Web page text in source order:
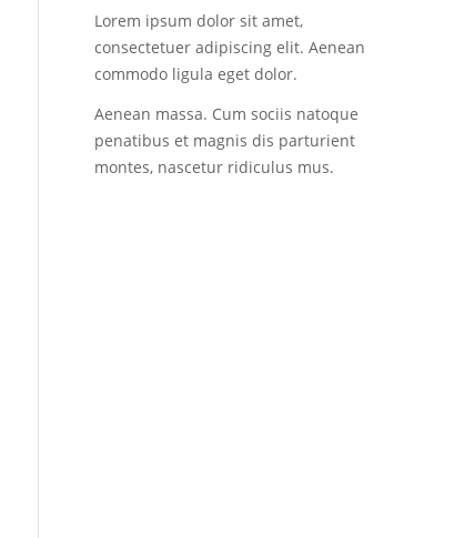
Lorem ipsum dolor sit amet,
consectetuer adipiscing elit. Aenean
commodo ligula eget dolor.
Aenean massa. Cum sociis natoque
penatibus et magnis dis parturient
montes, nascetur ridiculus mus.